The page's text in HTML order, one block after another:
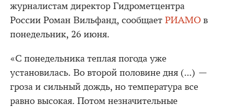
журналистам директор Гидрометцентра
России Роман Вильфанд, сообщает РИАМО в
понедельник, 26 июня.
«С понедельника теплая погода уже
установилась. Во второй половине дня (...) —
гроза и сильный дождь, но температура все
равно высокая. Потом незначительные